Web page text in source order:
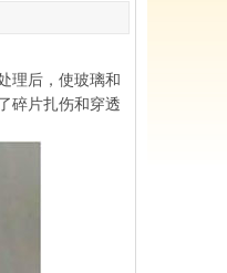
理后，使玻璃和
碎片扎伤和穿透